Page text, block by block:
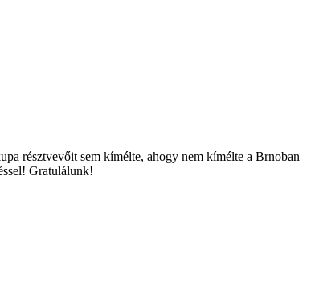
résztvevőit sem kímélte, ahogy nem kímélte a Brnoban
Gratulálunk!